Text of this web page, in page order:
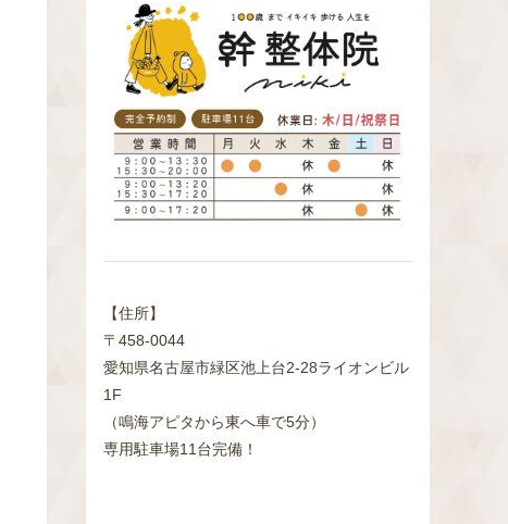
【住所】
〒458-0044
愛知県名古屋市緑区池上台2‐28ライオンビル
1F
（鳴海アピタから東へ車で5分）
専用駐車場11台完備！